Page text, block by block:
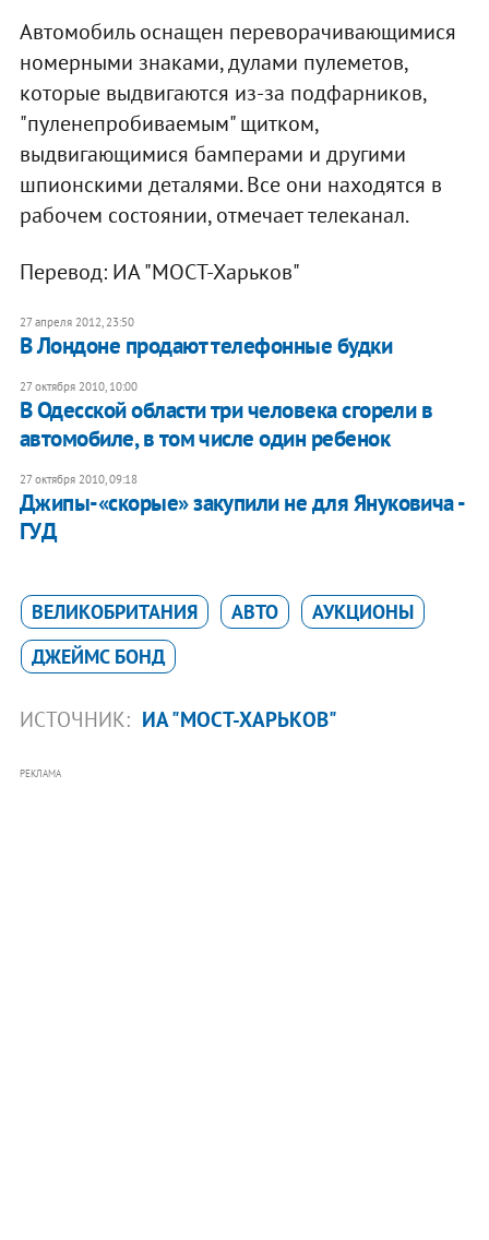
Автомобиль оснащен переворачивающимися
номерными знаками, дулами пулеметов,
которые выдвигаются из-за подфарников,
"пуленепробиваемым" щитком,
выдвигающимися бамперами и другими
шпионскими деталями. Все они находятся в
рабочем состоянии, отмечает телеканал.
Перевод: ИА "МОСТ-Харьков"
27 апреля 2012, 23:50
В Лондоне продают телефонные будки
27 октября 2010, 10:00
В Одесской области три человека сгорели в
автомобиле, в том числе один ребенок
27 октября 2010, 09:18
Джипы-«скорые» закупили не для Януковича -
ГУД
ВЕЛИКОБРИТАНИЯ АВТО
АУКЦИОНЫ
ДЖЕЙМС БОНД
ИСТОЧНИК: ИА "МОСТ-ХАРЬКОВ"
РЕКЛАМА